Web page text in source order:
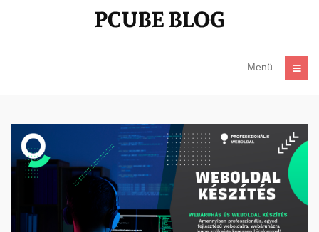
Menü